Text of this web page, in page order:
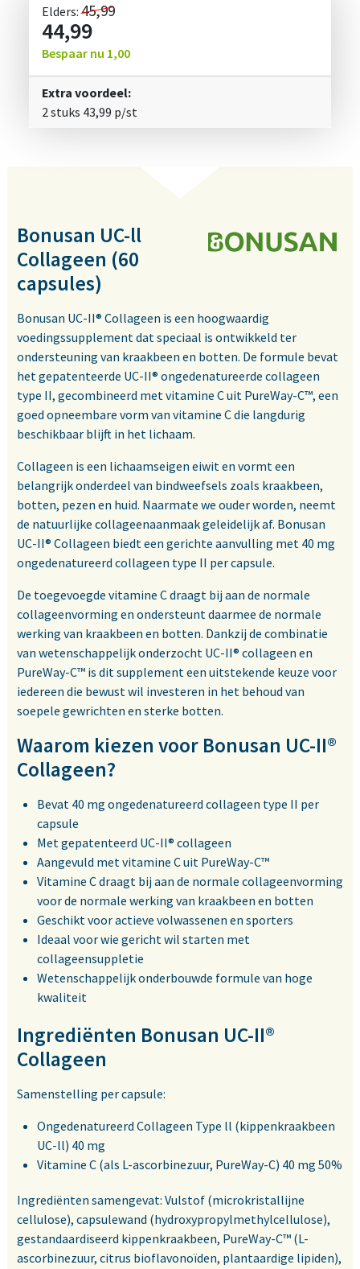
Elders:45,99
44,99
Bespaar nu 1,00
Extra voordeel:
2 stuks 43,99 p/st
Bonusan UC-ll
Collageen (60
capsules)
Bonusan UC-II® Collageen is een hoogwaardig
voedingssupplement dat speciaal is ontwikkeld ter
ondersteuning van kraakbeen en botten. De formule bevat
het gepatenteerde UC-II® ongedenatureerde collageen
type II, gecombineerd met vitamine C uit PureWay-C™, een
goed opneembare vorm van vitamine C die langdurig
beschikbaar blijft in het lichaam.
Collageen is een lichaamseigen eiwit en vormt een
belangrijk onderdeel van bindweefsels zoals kraakbeen,
botten, pezen en huid. Naarmate we ouder worden, neemt
de natuurlijke collageenaanmaak geleidelijk af. Bonusan
UC-II® Collageen biedt een gerichte aanvulling met 40 mg
ongedenatureerd collageen type II per capsule.
De toegevoegde vitamine C draagt bij aan de normale
collageenvorming en ondersteunt daarmee de normale
werking van kraakbeen en botten. Dankzij de combinatie
van wetenschappelijk onderzocht UC-II® collageen en
PureWay-C™ is dit supplement een uitstekende keuze voor
iedereen die bewust wil investeren in het behoud van
soepele gewrichten en sterke botten.
Waarom kiezen voor Bonusan UC-II®
Collageen?
Bevat 40 mg ongedenatureerd collageen type II per
capsule
Met gepatenteerd UC-II® collageen
Aangevuld met vitamine C uit PureWay-C™
Vitamine C draagt bij aan de normale collageenvorming
voor de normale werking van kraakbeen en botten
Geschikt voor actieve volwassenen en sporters
Ideaal voor wie gericht wil starten met
collageensuppletie
Wetenschappelijk onderbouwde formule van hoge
kwaliteit
Ingrediënten Bonusan UC-II®
Collageen
Samenstelling per capsule:
Ongedenatureerd Collageen Type ll (kippenkraakbeen
UC-ll) 40 mg
Vitamine C (als L-ascorbinezuur, PureWay-C) 40 mg 50%
Ingrediënten samengevat: Vulstof (microkristallijne
cellulose), capsulewand (hydroxypropylmethylcellulose),
gestandaardiseerd kippenkraakbeen, PureWay-C™ (L-
ascorbinezuur, citrus bioflavonoïden, plantaardige lipiden),